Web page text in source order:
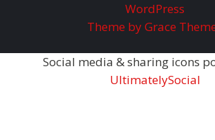
WordPress
Theme by Grace
Social media & sharing icons
UltimatelySocial